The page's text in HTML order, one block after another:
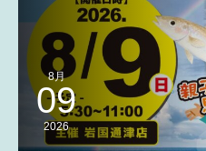
8月
09
2026